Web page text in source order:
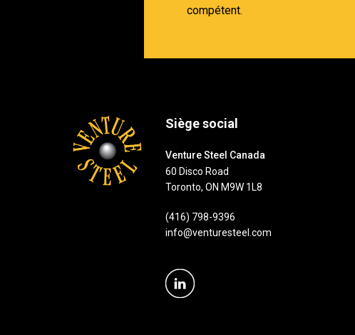
compétent.
Siège social
Venture Steel Canada
60 Disco Road
Toronto, ON M9W 1L8
(416) 798-9396
info@venturesteel.com